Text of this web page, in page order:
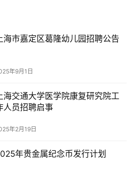
海市嘉定区葛隆幼儿园招聘公告
年9月1日
海交通大学医学院康复研究院工
人员招聘启事
年2月19日
年贵金属纪念币发行计划